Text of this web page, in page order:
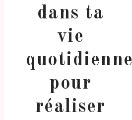
dans ta
vie
quotidienne
pour
réaliser